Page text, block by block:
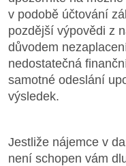
v podobě účtování
pozdější výpovědi z
důvodem
nedostatečná
samotné odeslání
výsledek.
Jestliže nájemce v
není schopen vám